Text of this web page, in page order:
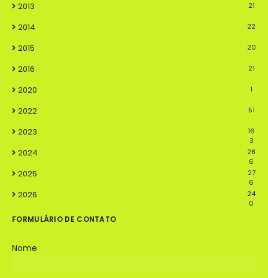
2013 21
2014 22
2015 20
2016 21
2020 1
2022 51
2023
16
3
2024
28
6
2025
27
6
2026
24
0
FORMULÁRIO DE CONTATO
Nome